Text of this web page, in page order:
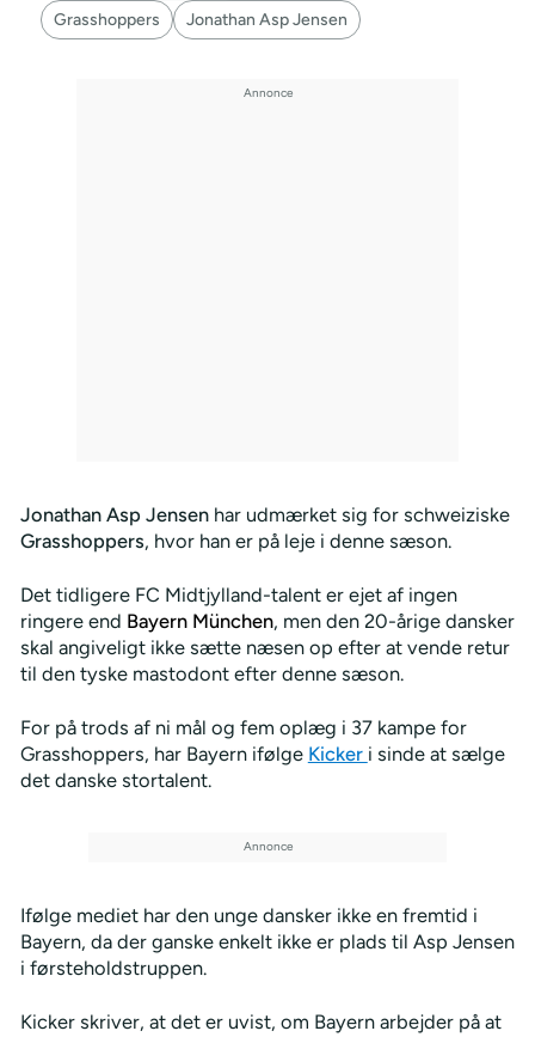
Grasshoppers
Jonathan Asp Jensen
Jonathan Asp Jensenhar udmærket sig for schweiziske
Grasshoppers, hvor han er på leje i denne sæson.
Det tidligere FC Midtjylland-talent er ejet af ingen
ringere end Bayern München, men den 20-årige dansker
skal angiveligt ikke sætte næsen op efter at vende retur
til den tyske mastodont efter denne sæson.
For på trods af ni mål og fem oplæg i 37 kampe for
Grasshoppers, har Bayern ifølge Kicker i sinde at sælge
det danske stortalent.
Ifølge mediet har den unge dansker ikke en fremtid i
Bayern, da der ganske enkelt ikke er plads til Asp Jensen
i førsteholdstruppen.
Kicker skriver, at det er uvist, om Bayern arbejder på at